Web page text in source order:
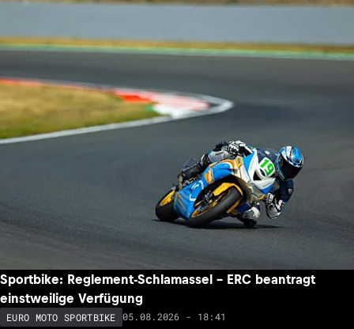
Sportbike: Reglement-Schlamassel – ERC beantragt
einstweilige Verfügung
EURO MOTO SPORTBIKE 05.08.2026 - 18:41